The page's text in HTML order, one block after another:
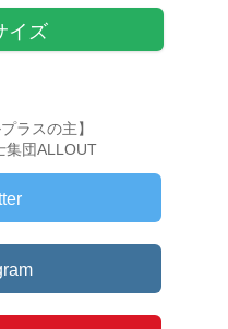
イズ
ラスの主】
集団ALLOUT